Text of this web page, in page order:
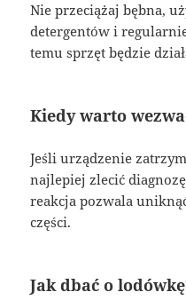
Nie przeciążaj bębna,
detergentów i
temu sprzęt będzie
Kiedy warto
Jeśli urządzenie
najlepiej zlecić
reakcja pozwala
części.
Jak dbać o